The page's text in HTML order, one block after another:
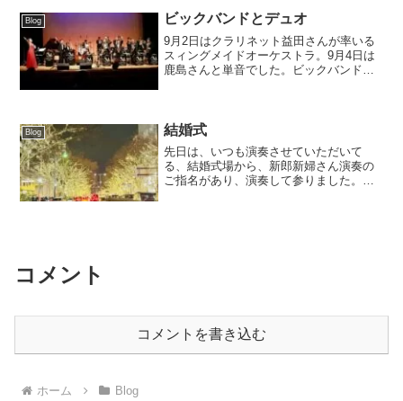
...
Blog ビックバンドとデュオ
9月2日はクラリネット益田さんが率いる
スィングメイドオーケストラ。9月4日は
鹿島さんと単音でした。ビックバンドで
てますが、ソロの時、...
Blog 結婚式
先日は、いつも演奏させていただいて
る、結婚式場から、新郎新婦さん演奏の
ご指名があり、演奏して参りました。
コメント
コメントを書き込む
ホーム Blog